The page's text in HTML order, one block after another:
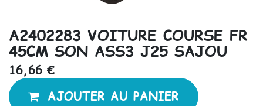
A2402283 VOITURE COURSE FR
45CM SON ASS3 J25 SAJOU
16,66 €
AJOUTER AU PANIER